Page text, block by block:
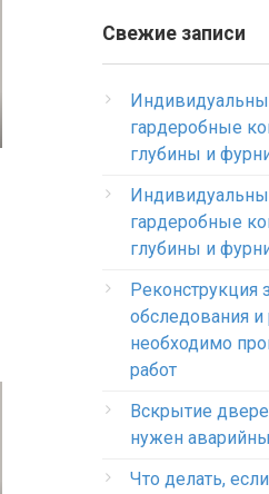
Свежие записи
гардеробные
глубины и
гардеробные
глубины и
Реконструкция
обследования и
необходимо
работ
Вскрытие
нужен
Что делать,